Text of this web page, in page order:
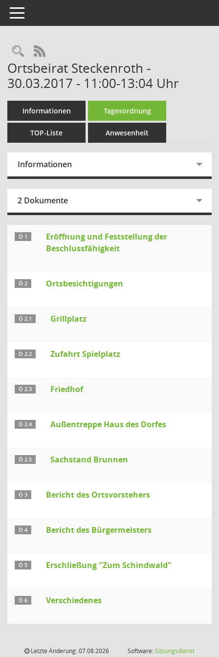
Toggle navigation
Rechercheauswahl
RSS-Feed
Ortsbeirat Steckenroth -
30.03.2017 - 11:00-13:04 Uhr
Informationen Tagesordnung
TOP-Liste Anwesenheit
Informationen
2 Dokumente
Ö 1
Eröffnung und Feststellung der
Beschlussfähigkeit
Ö 2 Ortsbesichtigungen
Ö 2.1 Grillplatz
Ö 2.2 Zufahrt Spielplatz
Ö 2.3 Friedhof
Ö 2.4 Außentreppe Haus des Dorfes
Ö 2.5 Sachstand Brunnen
Ö 3 Bericht des Ortsvorstehers
Ö 4 Bericht des Bürgermeisters
Ö 5 Erschließung "Zum Schindwald"
Ö 6 Verschiedenes
Letzte Änderung: 07.08.2026
Software:Sitzungsdienst